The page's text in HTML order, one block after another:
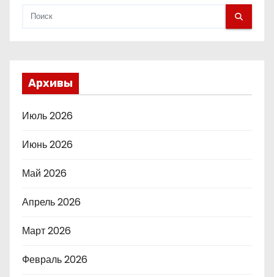
Архивы
Июль 2026
Июнь 2026
Май 2026
Апрель 2026
Март 2026
Февраль 2026